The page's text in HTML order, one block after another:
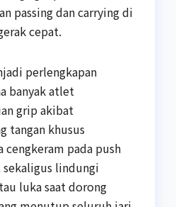
passing dan carrying di
cepat.
perlengkapan
banyak atlet
grip akibat
tangan khusus
cengkeram pada push
lindungi
luka saat dorong